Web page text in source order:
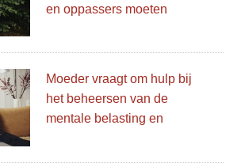
en oppassers moeten
Moeder vraagt ​​om hulp bij
het beheersen van de
mentale belasting en